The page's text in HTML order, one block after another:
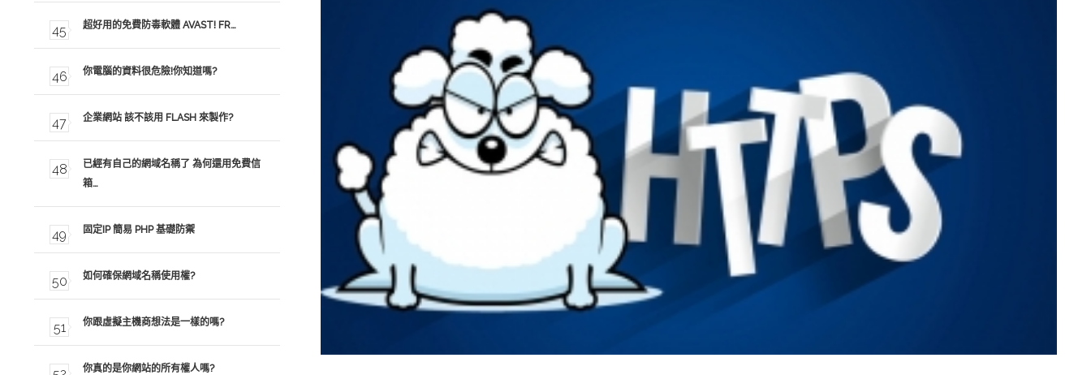
超好用的免費防毒軟體 AVAST! FR…
你電腦的資料很危險!你知道嗎?
企業網站 該不該用 FLASH 來製作?
已經有自己的網域名稱了 為何還用免費信
箱…
固定IP 簡易 PHP 基礎防禦
如何確保網域名稱使用權?
你跟虛擬主機商想法是一樣的嗎?
你真的是你網站的所有權人嗎?